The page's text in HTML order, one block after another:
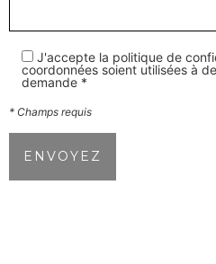
J'accepte la politique de
coordonnées soient utilisées à
demande *
* Champs requis